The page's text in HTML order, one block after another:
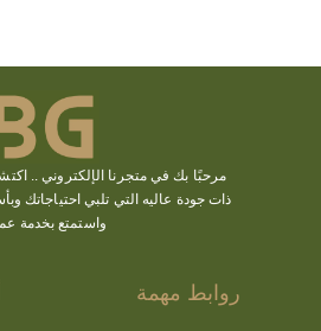
مرحبًا بك في متجرنا الإلكتروني ..
ذات جودة عاليه التي تلبي احتياجاتك
واستمتع بخدمة
روابط مهمة